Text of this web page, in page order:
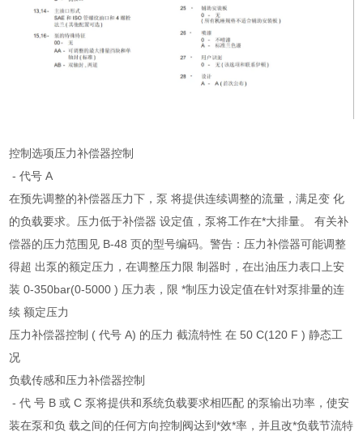
控制选项压力补偿器控制
- 代号 A
在预先调整的补偿器压力下，泵 将提供连续调整的流量，满足变 化
的负载要求。压力低于补偿器 设定值，泵将工作在*大排量。 有关补
偿器的压力范围见 B-48 页的型号编码。警告：压力补偿器可能调整
得超 出泵的额定压力，在调整压力限 制器时，在出油压力表口上安
装 0-350bar(0-5000 ) 压力表，限 *制压力设定值在针对泵排量的连
续 额定压力
压力补偿器控制 ( 代号 A) 的压力 截流特性 在 50 C(120 F ) 静态工
况
负载传感和压力补偿器控制
- 代 号 B 或 C 泵将提供和系统负载要求相匹配 的泵输出功率，使安
装在泵和负 载之间的任何方向控制阀达到*效*率，并且改*负载节流特